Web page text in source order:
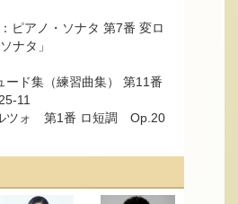
ピアノ・ソナタ 第7番 変ロ
ナタ」
ド集（練習曲集） 第11番
11
ツォ 第1番 ロ短調 Op.20